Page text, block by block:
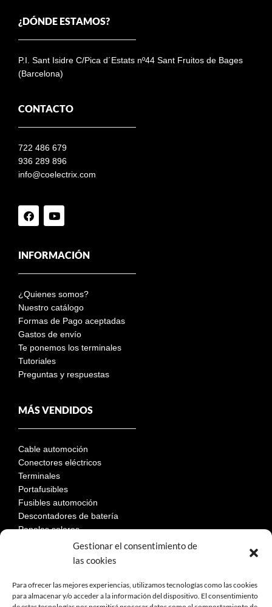
Gestionar el consentimiento de
las cookies
Para ofrecer las mejores experiencias, utilizamos tecnologías como las cookies
para almacenar y/o acceder a la información del dispositivo. El consentimiento
¿DÓNDE ESTAMOS?
P.I. Sant Isidre C/Pica d´Estats nº44 Sant Fruitos de Bages
(Barcelona)
CONTACTO
722 486 679
936 289 896
info@coelectrix.com
INFORMACIÓN
¿Quienes somos?
Nuestro catálogo
Formas de Pago aceptadas
Gastos de envío
Te ponemos los terminales
Tutoriales
Preguntas y respuestas
MÁS VENDIDOS
Cable automoción
Conectores eléctricos
Terminales
Portafusibles
Fusibles automoción
Descontadores de batería
Paneles solares